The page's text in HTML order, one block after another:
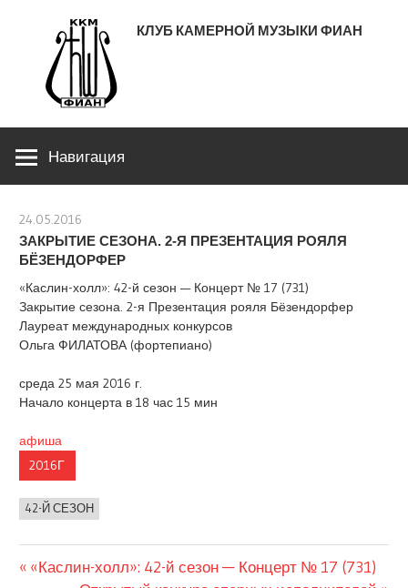
содержимому
КЛУБ КАМЕРНОЙ МУЗЫКИ ФИАН
ЛЕНИНСКИЙ ПРОСПЕКТ 53
Навигация
24.05.2016
ЗАКРЫТИЕ СЕЗОНА. 2-Я ПРЕЗЕНТАЦИЯ РОЯЛЯ
БЁЗЕНДОРФЕР
«Каслин-холл»: 42-й сезон — Концерт № 17 (731)
Закрытие сезона. 2-я Презентация рояля Бёзендорфер
Лауреат международных конкурсов
Ольга ФИЛАТОВА (фортепиано)
среда 25 мая 2016 г.
Начало концерта в 18 час 15 мин
афиша
2016Г
42-Й СЕЗОН
Навигация
Предыдущая
«Каслин-холл»: 42-й сезон — Концерт № 17 (731)